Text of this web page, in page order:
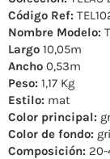
Código Ref:
Nombre Modelo:
Largo 10,05m
Ancho 0,53m
Peso: 1,17 Kg
Estilo: mat
Color principal:
Color de fondo:
Composición: 20-